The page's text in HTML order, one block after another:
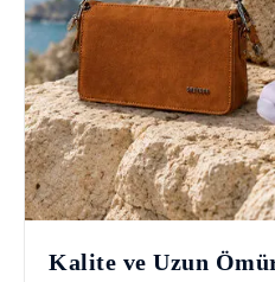
Kalite ve Uzun